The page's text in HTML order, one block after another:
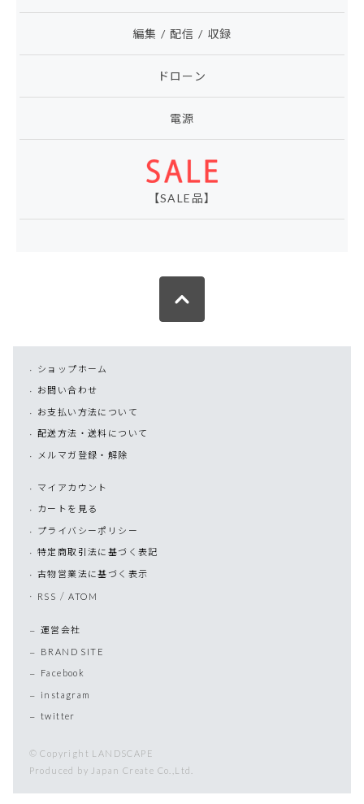
編集 / 配信 / 収録
ドローン
電源
【SALE品】
ショップホーム
お問い合わせ
お支払い方法について
配送方法・送料について
メルマガ登録・解除
マイアカウント
カートを見る
プライバシーポリシー
特定商取引法に基づく表記
古物営業法に基づく表示
RSS /ATOM
運営会社
BRAND SITE
Facebook
instagram
twitter
© Copyright LANDSCAPE
Produced by Japan Create Co.,Ltd.